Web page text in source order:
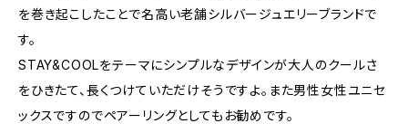
を巻き起こしたことで名高い老舗シルバージュエリーブランドで
す。
STAY&COOLをテーマにシンプルなデザインが大人のクールさ
をひきたて、長くつけていただけそうですよ。また男性女性ユニセ
ックスですのでペアーリングとしてもお勧めです。